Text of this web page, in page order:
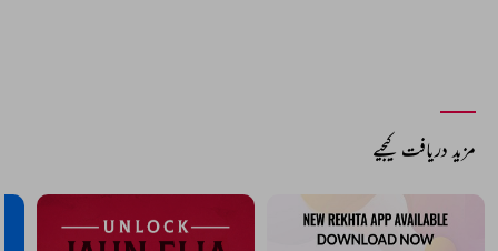
مزید دریافت کیجیے